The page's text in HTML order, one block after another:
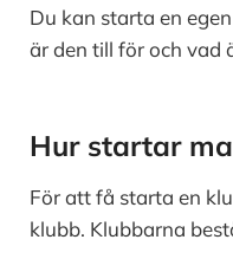
Du kan starta en
är den till för och vad
Hur startar
För att få starta en
klubb. Klubbarna